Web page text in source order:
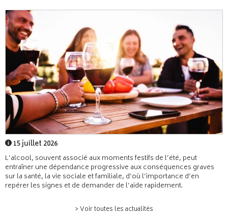
15 juillet 2026
L’alcool, souvent associé aux moments festifs de l’été, peut
entraîner une dépendance progressive aux conséquences graves
sur la santé, la vie sociale et familiale, d’où l’importance d’en
repérer les signes et de demander de l’aide rapidement.
> Voir toutes les actualités